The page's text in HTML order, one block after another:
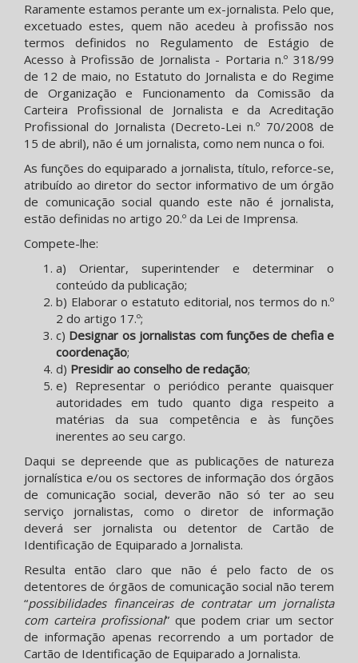
Raramente estamos perante um ex-jornalista. Pelo que,
excetuado estes, quem não acedeu à profissão nos
termos definidos no Regulamento de Estágio de
Acesso à Profissão de Jornalista - Portaria n.º 318/99
de 12 de maio, no Estatuto do Jornalista e do Regime
de Organização e Funcionamento da Comissão da
Carteira Profissional de Jornalista e da Acreditação
Profissional do Jornalista (Decreto-Lei n.º 70/2008 de
15 de abril), não é um jornalista, como nem nunca o foi.
As funções do equiparado a jornalista, título, reforce-se,
atribuído ao diretor do sector informativo de um órgão
de comunicação social quando este não é jornalista,
estão definidas no artigo 20.º da Lei de Imprensa.
Compete-lhe:
a) Orientar, superintender e determinar o
conteúdo da publicação;
b) Elaborar o estatuto editorial, nos termos do n.º
2 do artigo 17.º;
c) Designar os jornalistas com funções de chefia e
coordenação;
d) Presidir ao conselho de redação;
e) Representar o periódico perante quaisquer
autoridades em tudo quanto diga respeito a
matérias da sua competência e às funções
inerentes ao seu cargo.
Daqui se depreende que as publicações de natureza
jornalística e/ou os sectores de informação dos órgãos
de comunicação social, deverão não só ter ao seu
serviço jornalistas, como o diretor de informação
deverá ser jornalista ou detentor de Cartão de
Identificação de Equiparado a Jornalista.
Resulta então claro que não é pelo facto de os
detentores de órgãos de comunicação social não terem
“possibilidades financeiras de contratar um jornalista
com carteira profissional” que podem criar um sector
de informação apenas recorrendo a um portador de
Cartão de Identificação de Equiparado a Jornalista.